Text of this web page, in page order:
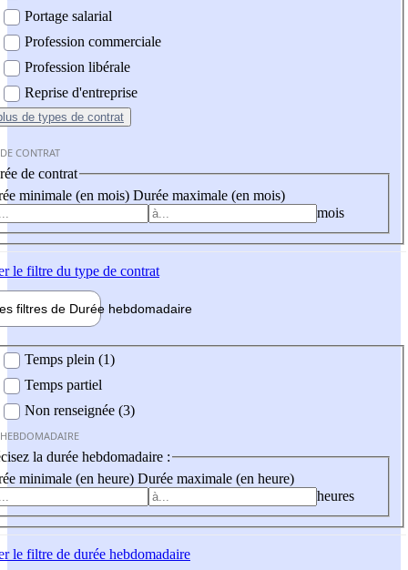
Portage salarial
Profession commerciale
Profession libérale
Reprise d'entreprise
de types de contrat
CONTRAT
de contrat
minimale (en mois) Durée maximale (en mois)
mois
le filtre du type de contrat
filtres de Durée hebdomadaire
Temps plein (1)
Temps partiel
Non renseignée (3)
la durée hebdomadaire :
minimale (en heure) Durée maximale (en heure)
heures
le filtre de durée hebdomadaire